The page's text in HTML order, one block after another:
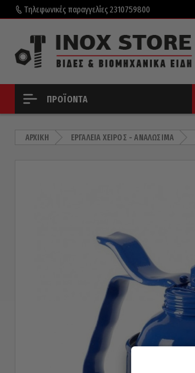
Τηλεφωνικές παραγγελίες 2310759800
ΠΡΟΪΌΝΤΑ
ΑΡΧΙΚΉ ΕΡΓΑΛΕΊΑ ΧΕΙΡΌΣ - ΑΝΑΛΏΣΙΜΑ